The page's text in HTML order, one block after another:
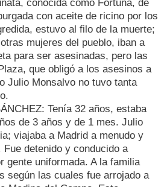
conocida como Fortuna, de
con aceite de ricino por los
estuvo al filo de la muerte;
mujeres del pueblo, iban a
para ser asesinadas, pero las
que obligó a los asesinos a
Julio Monsalvo no tuvo tanta
Tenía 32 años, estaba
de 3 años y de 1 mes. Julio
viajaba a Madrid a menudo y
detenido y conducido a
gente uniformada. A la familia
según las cuales fue arrojado a